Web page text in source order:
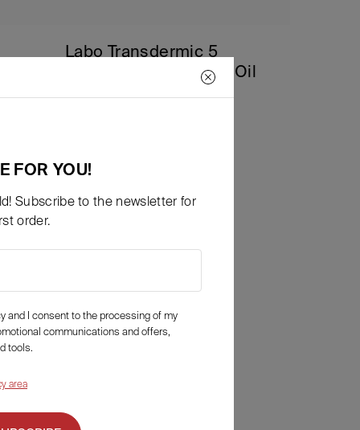
Labo Transdermic 5
Intensive Ultra Nourishing Oil
FOR YOU!
Subscribe to the newsletter for
order.
and I consent to the processing of my
communications and offers,
tools.
area